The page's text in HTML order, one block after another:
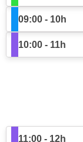
09:00 - 10h
10:00 - 11h
11:00 - 12h